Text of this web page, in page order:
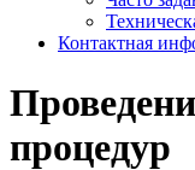
Контактная
процедур